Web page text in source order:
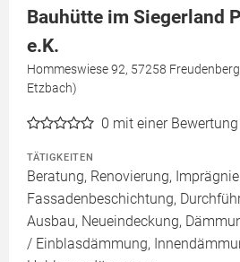
Bauhütte im Siegerland
e.K.
Hommeswiese 92, 57258
Etzbach)
0 mit einer Bewertung
TÄTIGKEITEN
Beratung, Renovierung,
Fassadenbeschichtung,
Ausbau, Neueindeckung,
/ Einblasdämmung,